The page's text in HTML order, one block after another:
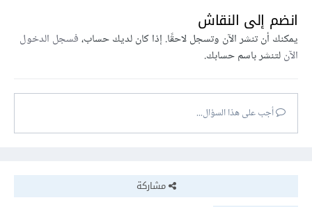
انضم إلى النقاش
يمكنك أن تنشر الآن وتسجل لاحقًا. إذا كان لديك حساب،فسجل الدخول
الآنلتنشر باسم حسابك.
أجب على هذا السؤال...
مشاركة